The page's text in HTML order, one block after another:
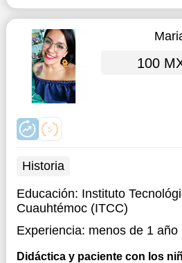
100
Historia
Educación: Instituto
Cuauhtémoc (ITCC)
Experiencia: menos de 1 año
Didáctica y paciente con los